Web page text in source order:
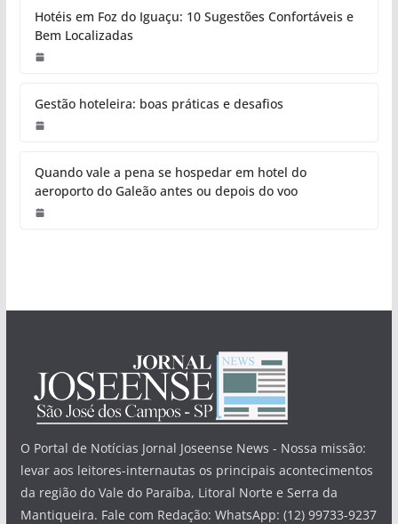
Hotéis em Foz do Iguaçu: 10 Sugestões Confortáveis e
Bem Localizadas
Gestão hoteleira: boas práticas e desafios
Quando vale a pena se hospedar em hotel do
aeroporto do Galeão antes ou depois do voo
O Portal de Notícias Jornal Joseense News - Nossa missão:
levar aos leitores-internautas os principais acontecimentos
da região do Vale do Paraíba, Litoral Norte e Serra da
Mantiqueira. Fale com Redação: WhatsApp: (12) 99733-9237